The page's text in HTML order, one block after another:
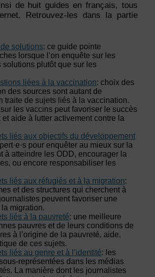
de huit guides en français, tous
Retrouvez-les dans la partie
solutions: ce guide pointe
lorsque l’on enquête sur les
plutôt que sur les
liées à la vaccination: choix des
des sources sont autant de
traite de sujets liés à la vaccination.
les vaccins peut favoriser le succès
aide à lutter activement contre la
liés aux objectifs du développement
pour enquêter au mieux sur la
à atteindre les ODD, encourager la
ou encore responsabiliser les
liés aux réfugiés et à la migration:
et des structures qui cherchent à
peuvent favoriser une
migration.
liés à la pauvreté: une meilleure
pauvres et de leurs conditions de
à l’origine de la pauvreté, aide,
de ces sujets.
liés au genre et à l’identité: les
représentées dans les médias
La manière dont les journalistes